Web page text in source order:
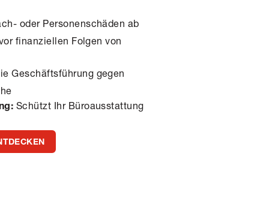
oder Personenschäden ab
finanziellen Folgen von
Geschäftsführung gegen
Schützt Ihr Büroausstattung